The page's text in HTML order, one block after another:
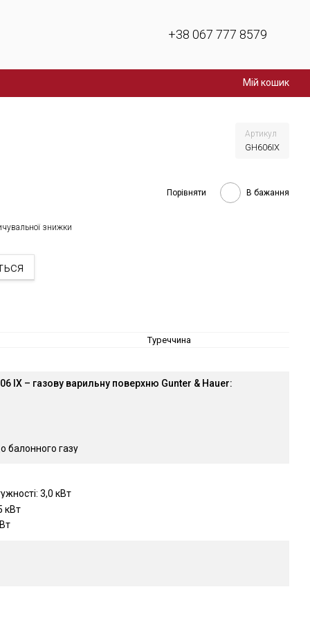
+38 067 777 8579
Мій кошик
Артикул
GH606IX
Порівняти В бажання
знижки
Туреччина
IX – газову варильну поверхню Gunter & Hauer:
балонного газу
3,0 кВт
кВт